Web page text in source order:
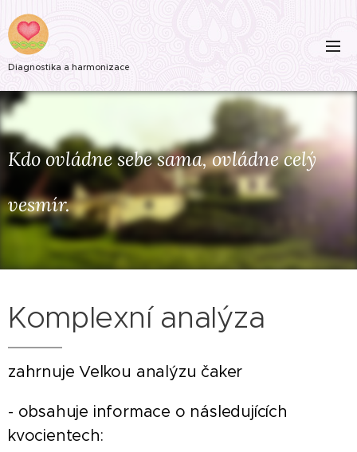
Diagnostika a harmonizace
Kdo ovládne sebe sama, ovládne celý
vesmír.
Komplexní analýza
zahrnuje Velkou analýzu čaker
- obsahuje informace o následujících
kvocientech: